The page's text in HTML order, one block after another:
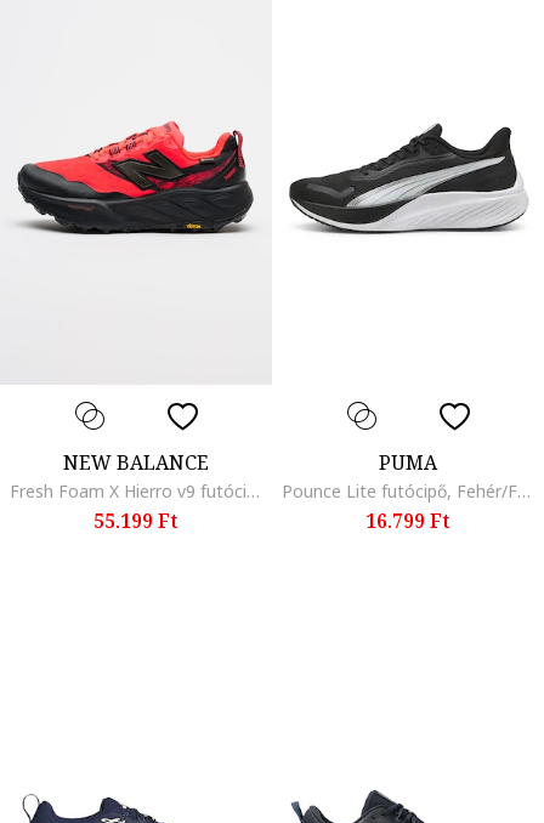
NEW BALANCE
Fresh Foam X Hierro v9 futócipő, Fekete/Mandarinszín
55.199 Ft
PUMA
Pounce Lite futócipő, Fehér/Fekete/Világosszürke
16.799 Ft